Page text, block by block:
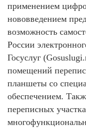
применением
нововведением
возможность
России
Госуслуг
помещений
планшеты со
обеспечением.
переписных